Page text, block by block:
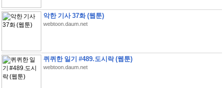
악한 기사 37화 (웹툰)
webtoon.daum.net
퀴퀴한 일기 #489.도시락 (웹툰)
webtoon.daum.net